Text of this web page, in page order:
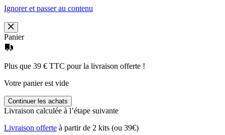
Ignorer et passer au contenu
Panier
Plus que 39 € TTC pour la livraison offerte !
Votre panier est vide
Continuer les achats
Livraison calculée à l’étape suivante
Livraison offerte à partir de 2 kits (ou 39€)